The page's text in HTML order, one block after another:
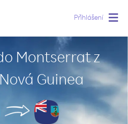
Přihlášení
Montserrat z
Guinea